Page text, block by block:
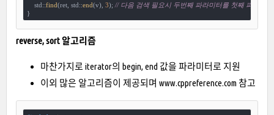
    std::
find(ret, std::end(v), 3); // 다음 검색 필요시 두번째 파라미터를 첫째 파라미터
}
reverse, sort 알고리즘
마찬가지로 iterator의 begin, end 값을 파라미터로 지원
이외 많은 알고리즘이 제공되며 www.cppreference.com 참고